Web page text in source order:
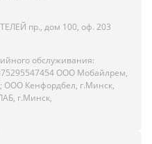
пр., дом 100, оф. 203
обслуживания:
ООО Мобайлрем,
ООО Кенфордбел, г.Минск,
г.Минск,